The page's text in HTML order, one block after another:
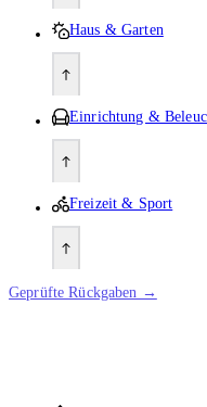
Haus & Garten
Einrichtung &
Freizeit & Sport
Geprüfte Rückgaben →